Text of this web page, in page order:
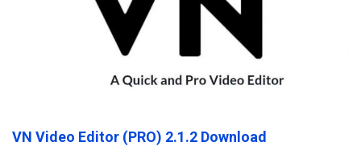
VN Video Editor (PRO) 2.1.2 Download